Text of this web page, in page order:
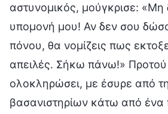
αστυνομικός, μούγκρισε: «Μη
υπομονή μου! Αν δεν σου
πόνου, θα νομίζεις πως
απειλές. Σήκω πάνω!»
ολοκληρώσει, με έσυρε από
βασανιστηρίων κάτω από